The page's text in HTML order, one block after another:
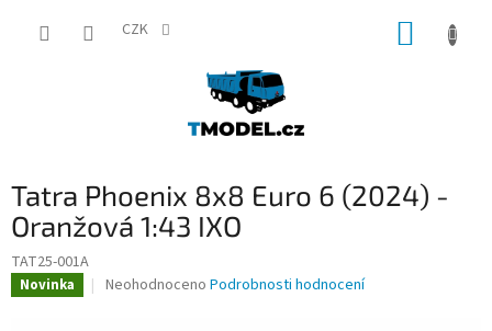
CZK
Tatra Phoenix 8x8 Euro 6 (2024) -
Oranžová 1:43 IXO
TAT25-001A
Novinka
Průměrné
Neohodnoceno Podrobnosti hodnocení